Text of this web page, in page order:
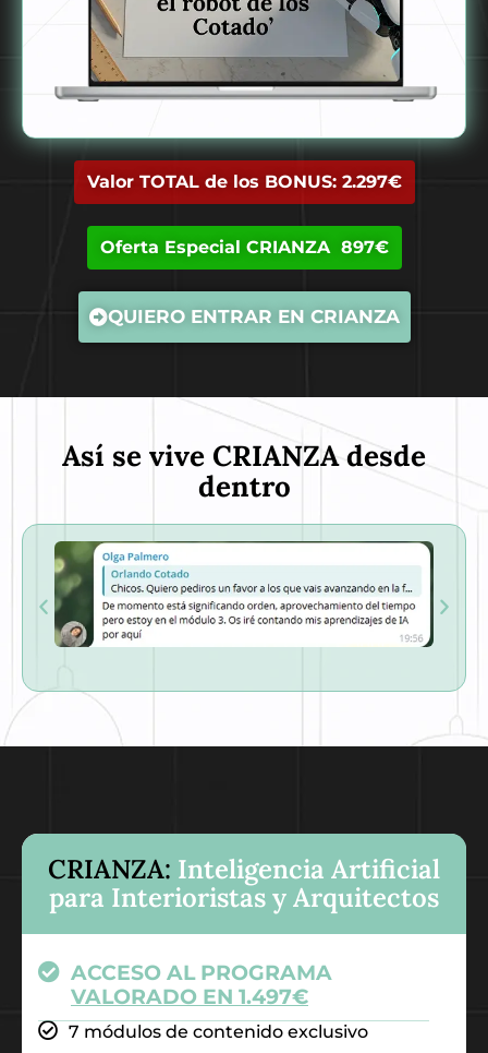
Valor TOTAL de los BONUS: 2.297€
Oferta Especial CRIANZA 897€
QUIERO ENTRAR EN CRIANZA
Así se vive CRIANZA desde
dentro
CRIANZA: Inteligencia Artificial
para Interioristas y Arquitectos
ACCESO AL PROGRAMA
VALORADO EN 1.497€
7 módulos de contenido exclusivo